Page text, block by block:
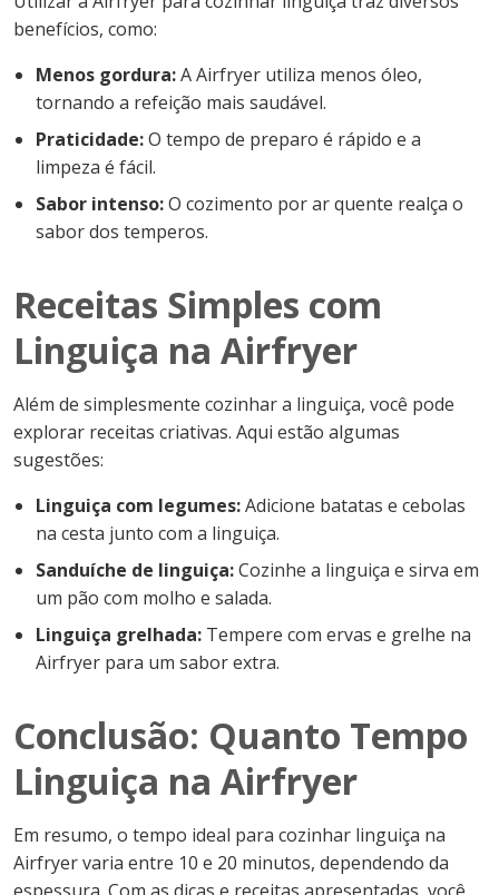
benefícios, como:
Menos gordura:A Airfryer utiliza menos óleo,
tornando a refeição mais saudável.
Praticidade:O tempo de preparo é rápido e a
limpeza é fácil.
Sabor intenso:O cozimento por ar quente realça o
sabor dos temperos.
Receitas Simples com
Linguiça na Airfryer
Além de simplesmente cozinhar a linguiça, você pode
explorar receitas criativas. Aqui estão algumas
sugestões:
Linguiça com legumes:Adicione batatas e cebolas
na cesta junto com a linguiça.
Sanduíche de linguiça:Cozinhe a linguiça e sirva em
um pão com molho e salada.
Linguiça grelhada: Tempere com ervas e grelhe na
Airfryer para um sabor extra.
Conclusão: Quanto Tempo
Linguiça na Airfryer
Em resumo, o tempo ideal para cozinhar linguiça na
Airfryer varia entre 10 e 20 minutos, dependendo da
espessura. Com as dicas e receitas apresentadas, você